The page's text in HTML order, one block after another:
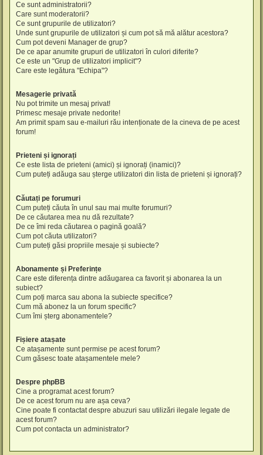
Ce sunt administratorii?
Care sunt moderatorii?
Ce sunt grupurile de utilizatori?
Unde sunt grupurile de utilizatori și cum pot să mă alătur acestora?
Cum pot deveni Manager de grup?
De ce apar anumite grupuri de utilizatori în culori diferite?
Ce este un "Grup de utilizatori implicit"?
Care este legătura "Echipa"?
Mesagerie privată
Nu pot trimite un mesaj privat!
Primesc mesaje private nedorite!
Am primit spam sau e-mailuri rău intenționate de la cineva de pe acest
forum!
Prieteni și ignorați
Ce este lista de prieteni (amici) și ignorați (inamici)?
Cum puteți adăuga sau șterge utilizatori din lista de prieteni și ignorați?
Căutați pe forumuri
Cum puteți căuta în unul sau mai multe forumuri?
De ce căutarea mea nu dă rezultate?
De ce îmi reda căutarea o pagină goală?
Cum pot căuta utilizatori?
Cum puteți găsi propriile mesaje și subiecte?
Abonamente și Preferințe
Care este diferența dintre adăugarea ca favorit și abonarea la un
subiect?
Cum poți marca sau abona la subiecte specifice?
Cum mă abonez la un forum specific?
Cum îmi șterg abonamentele?
Fișiere atașate
Ce atașamente sunt permise pe acest forum?
Cum găsesc toate atașamentele mele?
Despre phpBB
Cine a programat acest forum?
De ce acest forum nu are așa ceva?
Cine poate fi contactat despre abuzuri sau utilizări ilegale legate de
acest forum?
Cum pot contacta un administrator?